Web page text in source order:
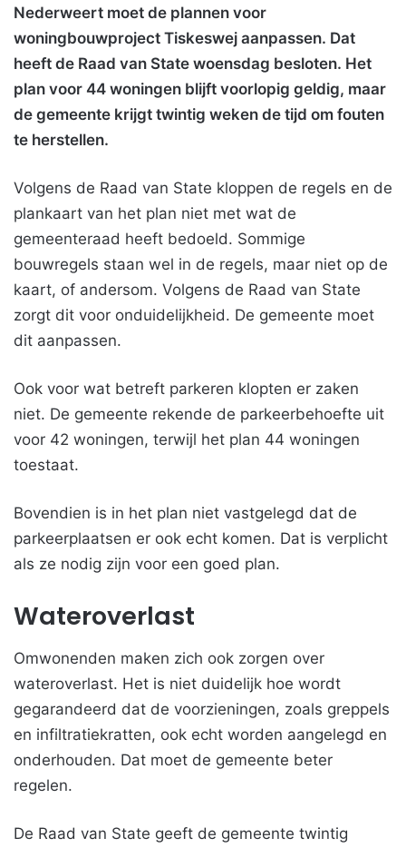
Nederweert moet de plannen voor
woningbouwproject Tiskeswej aanpassen. Dat
heeft de Raad van State woensdag besloten. Het
plan voor 44 woningen blijft voorlopig geldig, maar
de gemeente krijgt twintig weken de tijd om fouten
te herstellen.
Volgens de Raad van State kloppen de regels en de
plankaart van het plan niet met wat de
gemeenteraad heeft bedoeld. Sommige
bouwregels staan wel in de regels, maar niet op de
kaart, of andersom. Volgens de Raad van State
zorgt dit voor onduidelijkheid. De gemeente moet
dit aanpassen.
Ook voor wat betreft parkeren klopten er zaken
niet. De gemeente rekende de parkeerbehoefte uit
voor 42 woningen, terwijl het plan 44 woningen
toestaat.
Bovendien is in het plan niet vastgelegd dat de
parkeerplaatsen er ook echt komen. Dat is verplicht
als ze nodig zijn voor een goed plan.
Wateroverlast
Omwonenden maken zich ook zorgen over
wateroverlast. Het is niet duidelijk hoe wordt
gegarandeerd dat de voorzieningen, zoals greppels
en infiltratiekratten, ook echt worden aangelegd en
onderhouden. Dat moet de gemeente beter
regelen.
De Raad van State geeft de gemeente twintig